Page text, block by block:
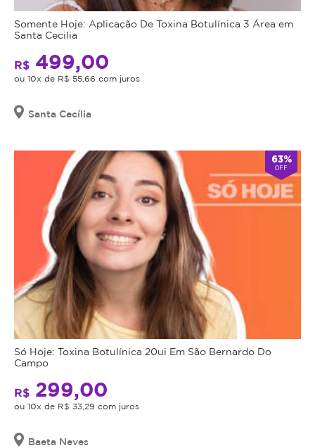
Somente Hoje: Aplicação De Toxina Botulínica 3 Área em
Santa Cecilia
R$ 499,00
ou 10x de R$ 55,66 com juros
Santa Cecília
63%
OFF
Só Hoje: Toxina Botulínica 20ui Em São Bernardo Do
Campo
R$ 299,00
ou 10x de R$ 33,29 com juros
Baeta Neves